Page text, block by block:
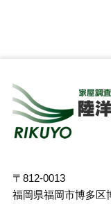
〒812-0013
福岡県福岡市博多区